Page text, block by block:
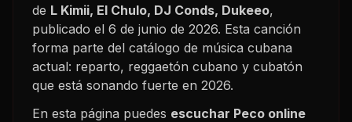
de L Kimii, El Chulo, DJ Conds, Dukeeo,
publicado el 6 de junio de 2026. Esta canción
forma parte del catálogo de música cubana
actual: reparto, reggaetón cubano y cubatón
que está sonando fuerte en 2026.
En esta página puedes escuchar Peco online